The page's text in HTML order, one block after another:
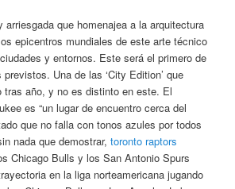
arriesgada que homenajea a la arquitectura
epicentros mundiales de este arte técnico
y entornos. Este será el primero de
Una de las ‘City Edition’ que
tras año, y no es distinto en este. El
es “un lugar de encuentro cerca del
que no falla con tonos azules por todos
nada que demostrar,toronto raptors
Chicago Bulls y los San Antonio Spurs
en la liga norteamericana jugando